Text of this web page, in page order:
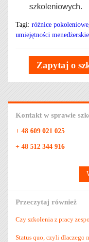
szkoleniowych.
Tagi: różnice pokoleniowe
umiejętności menedżerskie
Zapytaj o
Kontakt w sprawie
+ 48 609 021 025
+ 48 512 344 916
Przeczytaj również
Czy szkolenia z pracy
Status quo, czyli dlaczego